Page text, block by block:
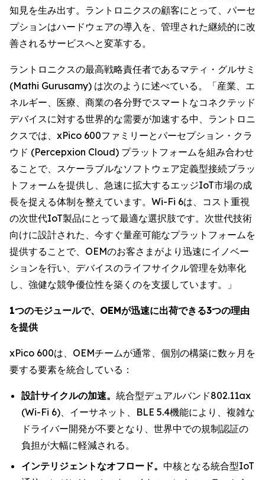
知見を生み出す。ラントロニクスの顧客にとって、パーセ
プションはハードウェアの導入を、管理された継続的に改
善されるサービスへと変革する。
ラントロニクスの最高戦略責任者であるマティ・グルサミ
(Mathi Gurusamy) は次のように述べている。「産業、エ
ネルギー、医療、商業の各分野でスマートなコネクテッド
デバイスに対する世界的な需要が加速する中、ラントロニ
クスでは、xPico 600ファミリーとパーセプション・クラ
ウド (Percepxion Cloud) プラットフォームを組み合わせ
ることで、スケーラブルなソフトウェア定義型接続プラッ
トフォームを提供し、急速に拡大するエッジIoT市場の成
長を捉える体制を整えています。Wi-Fi 6は、コスト重視
の次世代IoT製品にとって最適な選択肢です。次世代技術
向けに設計された、今すぐ量産可能なプラットフォームを
提供することで、OEMのお客さまがより迅速にイノベー
ションを行い、デバイスのライフサイクル管理を効率化
し、強健な競争優位性を築くのを支援しています。」
1つのモジュールで、OEMが迅速に出荷できる3つの理由
を提供
xPico 600は、OEMチームが通常、個別の構築に数ヶ月を
要する要素を統合している：
設計サイクルの加速。 統合型デュアルバンド802.11ax
(Wi-Fi 6)、イーサネット、BLE 5.4機能により、複雑な
ドライバー開発が不要となり、世界中での規制認証の
負担が大幅に軽減される。
インテリジェントなオフロード。 中核となる統合型IoT